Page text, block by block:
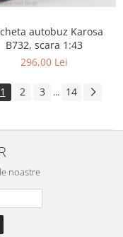
autobuz Karosa
B732, scara 1:43
296,00 Lei
1 2 3 ... 14
noastre